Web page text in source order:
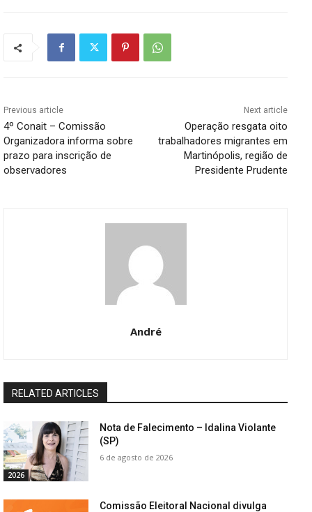
Previous article
4º Conait – Comissão
Organizadora informa sobre
prazo para inscrição de
observadores
Next article
Operação resgata oito
trabalhadores migrantes em
Martinópolis, região de
Presidente Prudente
André
RELATED ARTICLES
2026
Nota de Falecimento – Idalina Violante
(SP)
6 de agosto de 2026
Comissão Eleitoral Nacional divulga